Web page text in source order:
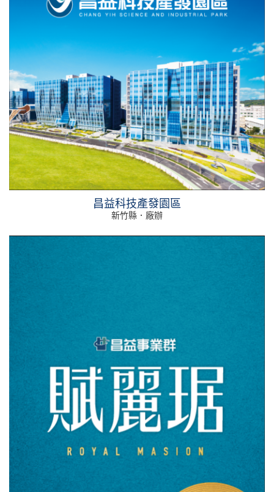
昌益科技產發園區
新竹縣．廠辦